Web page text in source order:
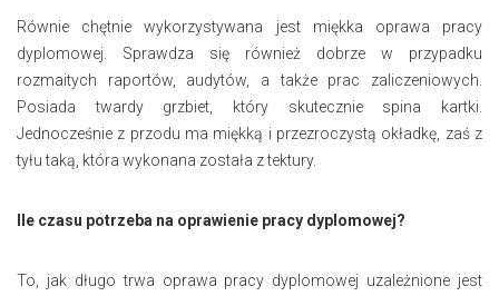
Równie chętnie wykorzystywana jest miękka oprawa pracy
dyplomowej. Sprawdza się również dobrze w przypadku
rozmaitych raportów, audytów, a także prac zaliczeniowych.
Posiada twardy grzbiet, który skutecznie spina kartki.
Jednocześnie z przodu ma miękką i przezroczystą okładkę, zaś z
tyłu taką, która wykonana została z tektury.
Ile czasu potrzeba na oprawienie pracy dyplomowej?
To, jak długo trwa oprawa pracy dyplomowej uzależnione jest